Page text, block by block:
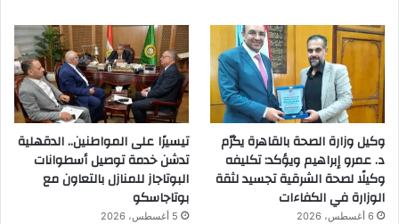
وكيل وزارة الصحة بالقاهرة يكرّم
د. عمرو إبراهيم ويؤكد: تكليفه
وكيلًا لصحة الشرقية تجسيد لثقة
الوزارة في الكفاءات
6 أغسطس، 2026
تيسيرًا على المواطنين.. الدقهلية
تدشن خدمة توصيل أسطوانات
البوتاجاز للمنازل بالتعاون مع
بوتاجاسكو
5 أغسطس، 2026